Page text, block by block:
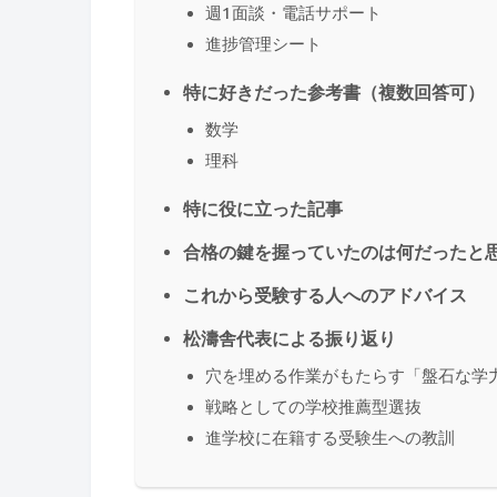
週1面談・電話サポート
進捗管理シート
特に好きだった参考書（複数回答可）
数学
理科
特に役に立った記事
合格の鍵を握っていたのは何だったと
これから受験する人へのアドバイス
松濤舎代表による振り返り
穴を埋める作業がもたらす「盤石な学
戦略としての学校推薦型選抜
進学校に在籍する受験生への教訓